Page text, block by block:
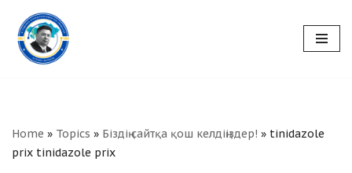
Skip
to
Home » Topics » Біздің сайтқа қош келдіңіздер! » tinidazole
prix tinidazole prix